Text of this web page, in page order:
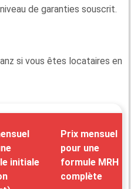
de garanties souscrit.
si vous êtes locataires en
initiale
Prix mensuel
pour une
formule MRH
complète